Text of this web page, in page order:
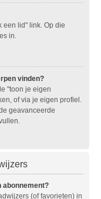
een lid" link. Op die
in.
vinden?
"toon je eigen
of via je eigen profiel.
geavanceerde
abonnement?
(of favorieten) in